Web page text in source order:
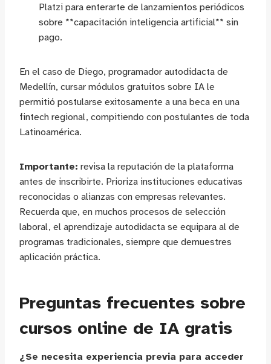
Platzi para enterarte de lanzamientos periódicos
sobre **capacitación inteligencia artificial** sin
pago.
En el caso de Diego, programador autodidacta de
Medellín, cursar módulos gratuitos sobre IA le
permitió postularse exitosamente a una beca en una
fintech regional, compitiendo con postulantes de toda
Latinoamérica.
Importante: revisa la reputación de la plataforma
antes de inscribirte. Prioriza instituciones educativas
reconocidas o alianzas con empresas relevantes.
Recuerda que, en muchos procesos de selección
laboral, el aprendizaje autodidacta se equipara al de
programas tradicionales, siempre que demuestres
aplicación práctica.
Preguntas frecuentes sobre
cursos online de IA gratis
¿Se necesita experiencia previa para acceder